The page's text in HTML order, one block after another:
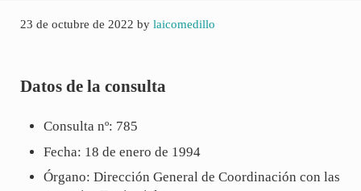
23 de octubre de 2022 by laicomedillo
Datos de la consulta
Consulta nº: 785
Fecha: 18 de enero de 1994
Órgano: Dirección General de Coordinación con las